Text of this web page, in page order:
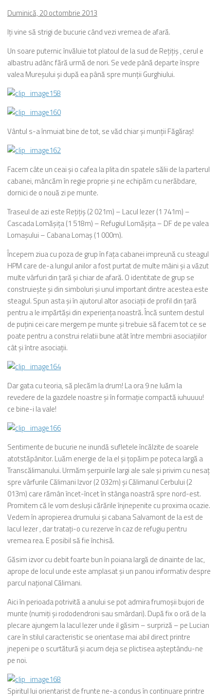
Duminică, 20 octombrie 2013
Iţi vine să strigi de bucurie când vezi vremea de afară.
Un soare puternic învăluie tot platoul de la sud de Reţiţiş , cerul e
albastru adânc fără urmă de nori. Se vede până departe înspre
valea Mureşului şi după ea până spre munţii Gurghiului.
Vântul s-a înmuiat bine de tot, se văd chiar şi munţii Făgăraş!
Facem câte un ceai şi o cafea la plita din spatele sălii de la parterul
cabanei, mâncăm în regie proprie şi ne echipăm cu nerăbdare,
dornici de o nouă zi pe munte.
Traseul de azi este Reţiţiş (2 021m) – Lacul Iezer (1 741m) –
Cascada Lomăşiţa (1 518m) – Refugiul Lomăşiţa – DF de pe valea
Lomaşului – Cabana Lomaş (1 000m).
Începem ziua cu poza de grup în faţa cabanei impreună cu steagul
HPM care de-a lungul anilor a fost purtat de multe mâini şi a văzut
multe vârfuri din ţară şi chiar de afară. O identitate de grup se
construieşte şi din simboluri şi unul important dintre acestea este
steagul. Spun asta şi în ajutorul altor asociaţii de profil din ţară
pentru a le impărtăşi din experienţa noastră. Încă suntem destul
de puţini cei care mergem pe munte şi trebuie să facem tot ce se
poate pentru a construi relatii bune atât între membrii asociaţiilor
cât şi între asociaţii.
Dar gata cu teoria, să plecăm la drum! La ora 9 ne luăm la
revedere de la gazdele noastre şi în formaţie compactă iuhuuuu!
ce bine-i la vale!
Sentimente de bucurie ne inundă sufletele încălzite de soarele
atotstăpânitor. Luăm energie de la el şi ţopăim pe poteca largă a
Transcălimanului. Urmăm şerpuirile largi ale sale şi privim cu nesaţ
spre vârfurile Călimani Izvor (2 032m) şi Călimanul Cerbului (2
013m) care rămân încet-încet în stânga noastră spre nord-est.
Promitem că le vom desluşi cărările înjnepenite cu proxima ocazie.
Vedem în apropierea drumului şi cabana Salvamont de la est de
lacul Iezer , dar trataţi-o cu rezerve în caz de refugiu pentru
vremea rea. E posibil să fie închisă.
Găsim izvor cu debit foarte bun în poiana largă de dinainte de lac,
aprope de locul unde este amplasat şi un panou informativ despre
parcul naţional Călimani.
Aici în perioada potrivită a anului se pot admira frumoşii bujori de
munte (numiţi şi rododendroni sau smârdari). După fix o oră de la
plecare ajungem la lacul Iezer unde il găsim – surpriză – pe Lucian
care în stilul caracteristic se orientase mai abil direct printre
jnepeni pe o scurtătură şi acum deja se plictisea aşteptându-ne
pe noi.
Spiritul lui orientarist de frunte ne-a condus în continuare printre